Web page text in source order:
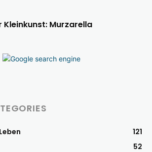
Kleinkunst: Murzarella
121
52